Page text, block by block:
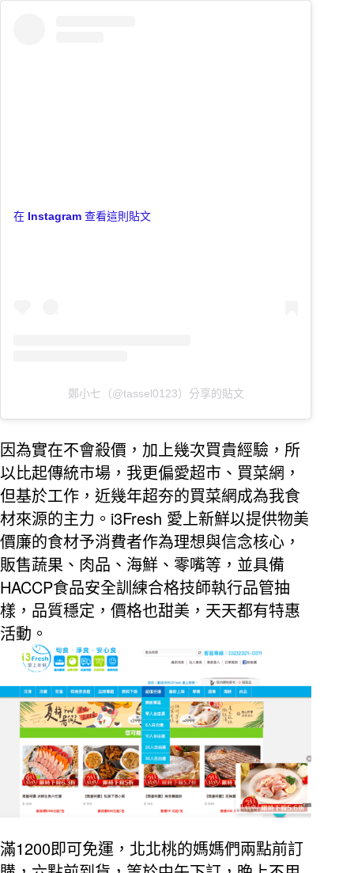
在 Instagram 查看這則貼文
鄭小七（@tassel0123）分享的貼文
因為實在不會殺價，加上幾次買貴經驗，所
以比起傳統市場，我更偏愛超市、買菜網，
但基於工作，近幾年超夯的買菜網成為我食
材來源的主力。 i3Fresh 愛上新鮮以提供物美
價廉的食材予消費者作為理想與信念核心，
販售蔬果、肉品、海鮮、零嘴等，並具備
HACCP食品安全訓練合格技師執行品管抽
樣，品質穩定，價格也甜美，天天都有特惠
活動。
滿1200即可免運，北北桃的媽媽們兩點前訂